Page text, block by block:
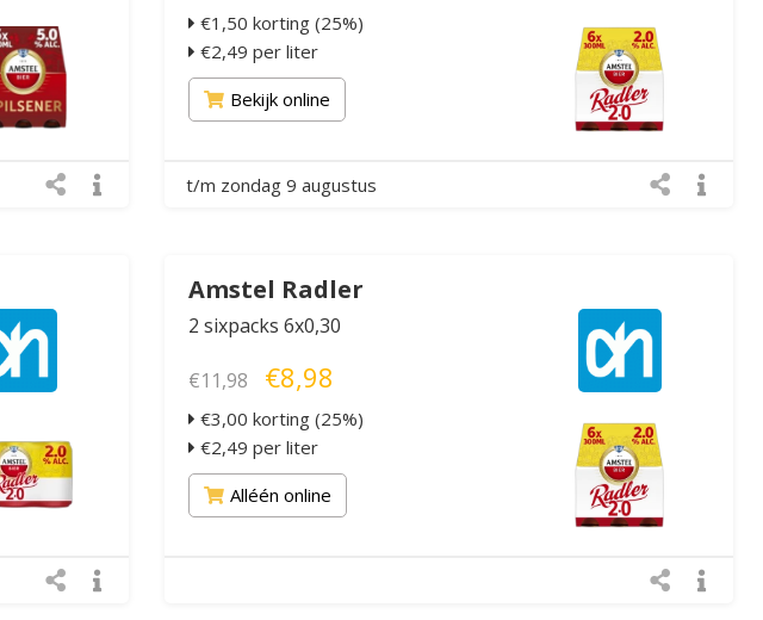
€1,50 korting (25%)
€2,49 per liter
Bekijk online
t/m zondag 9 augustus
Amstel Radler
2 sixpacks 6x0,30
€11,98 €8,98
€3,00 korting (25%)
€2,49 per liter
Alléén online